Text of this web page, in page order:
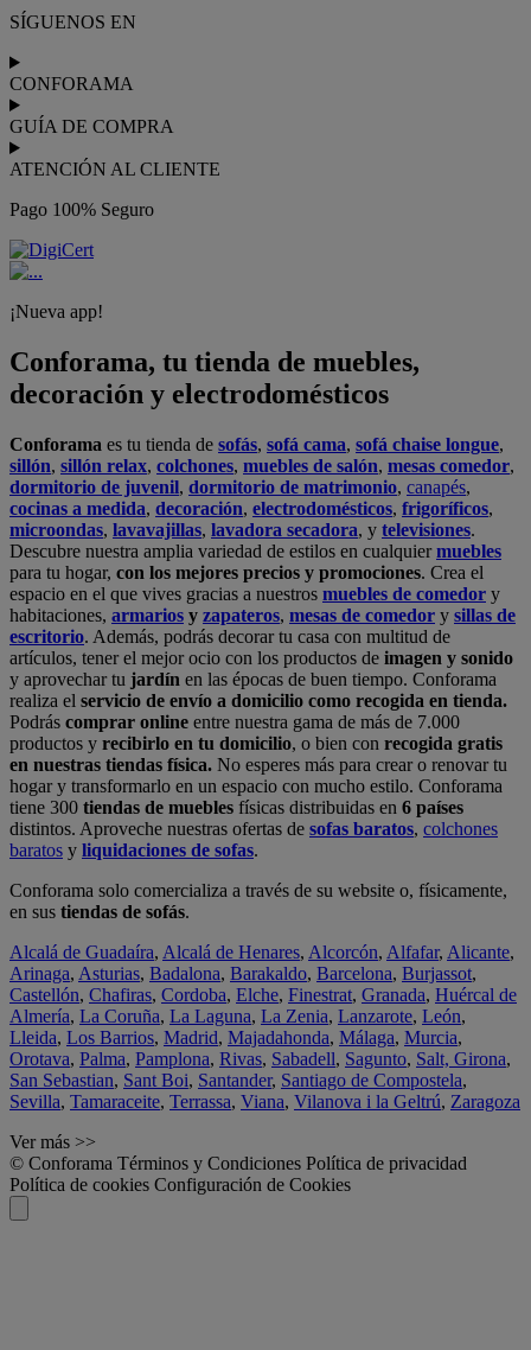
SÍGUENOS EN
CONFORAMA
GUÍA DE COMPRA
ATENCIÓN AL CLIENTE
Pago 100% Seguro
¡Nueva app!
Conforama, tu tienda de muebles,
decoración y electrodomésticos
Conforama es tu tienda de sofás, sofá cama, sofá chaise longue,
sillón, sillón relax, colchones, muebles de salón, mesas comedor,
dormitorio de juvenil, dormitorio de matrimonio, canapés,
cocinas a medida, decoración, electrodomésticos, frigoríficos,
microondas, lavavajillas, lavadora secadora, y televisiones.
Descubre nuestra amplia variedad de estilos en cualquiermuebles
para tu hogar, con los mejores precios y promociones. Crea el
espacio en el que vives gracias a nuestros muebles de comedor y
habitaciones, armarios y zapateros, mesas de comedor y sillas de
escritorio. Además, podrás decorar tu casa con multitud de
artículos, tener el mejor ocio con los productos de imagen y sonido
y aprovechar tu jardín en las épocas de buen tiempo. Conforama
realiza el servicio de envío a domicilio como recogida en tienda.
Podrás comprar online entre nuestra gama de más de 7.000
productos y recibirlo en tu domicilio, o bien con recogida gratis
en nuestras tiendas física. No esperes más para crear o renovar tu
hogar y transformarlo en un espacio con mucho estilo. Conforama
tiene 300 tiendas de muebles físicas distribuidas en 6 países
distintos. Aproveche nuestras ofertas de sofas baratos, colchones
baratos y liquidaciones de sofas.
Conforama solo comercializa a través de su website o, físicamente,
en sus tiendas de sofás.
Alcalá de Guadaíra, Alcalá de Henares, Alcorcón, Alfafar, Alicante,
Arinaga, Asturias, Badalona, Barakaldo, Barcelona, Burjassot,
Castellón, Chafiras, Cordoba, Elche, Finestrat, Granada, Huércal de
Almería, La Coruña, La Laguna, La Zenia, Lanzarote, León,
Lleida, Los Barrios, Madrid, Majadahonda, Málaga, Murcia,
Orotava, Palma, Pamplona, Rivas, Sabadell, Sagunto, Salt, Girona,
San Sebastian, Sant Boi, Santander, Santiago de Compostela,
Sevilla, Tamaraceite, Terrassa, Viana, Vilanova i la Geltrú, Zaragoza
Ver más >>
© Conforama Términos y Condiciones Política de privacidad
Política de cookies Configuración de Cookies